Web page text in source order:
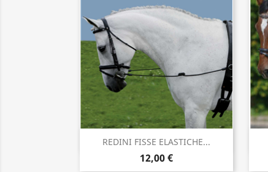
REDINI FISSE ELASTICHE...
12,00 €
Anteprima